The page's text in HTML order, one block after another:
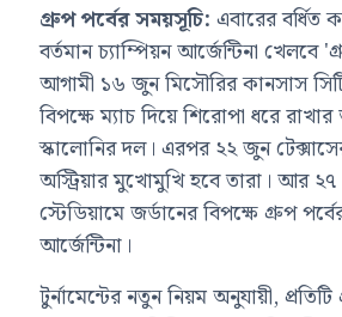
গ্রুপ পর্বের সময়সূচি: এবারের বর্ধিত
বর্তমান চ্যাম্পিয়ন আর্জেন্টিনা খেলবে
আগামী ১৬ জুন মিসৌরির কানসাস
বিপক্ষে ম্যাচ দিয়ে শিরোপা ধরে
স্কালোনির দল। এরপর ২২ জুন
অস্ট্রিয়ার মুখোমুখি হবে তারা। আর
স্টেডিয়ামে জর্ডানের বিপক্ষে গ্রুপ
আর্জেন্টিনা।
টুর্নামেন্টের নতুন নিয়ম অনুযায়ী,